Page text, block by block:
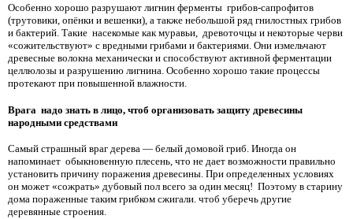
Особенно хорошо разрушают лигнин ферменты грибов-сапрофитов
(трутовики, опёнки и вешенки), а также небольшой ряд гнилостных грибов
и бактерий. Такие насекомые как муравьи, древоточцы и некоторые черви
«сожительствуют» с вредными грибами и бактериями. Они измельчают
древесные волокна механически и способствуют активной ферментации
целлюлозы и разрушению лигнина. Особенно хорошо такие процессы
протекают при повышенной влажности.
Врага надо знать в лицо, чтоб организовать защиту древесины
народными средствами
Самый страшный враг дерева — белый домовой гриб. Иногда он
напоминает обыкновенную плесень, что не дает возможности правильно
установить причину поражения древесины. При определенных условиях
он может «сожрать» дубовый пол всего за один месяц! Поэтому в старину
дома пораженные таким грибком сжигали. чтоб уберечь другие
деревянные строения.